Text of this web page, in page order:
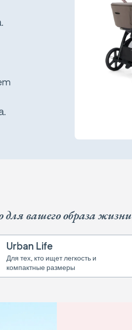
вашего образа жизни
Urban Life
Для тех, кто ищет легкость и
компактные размеры